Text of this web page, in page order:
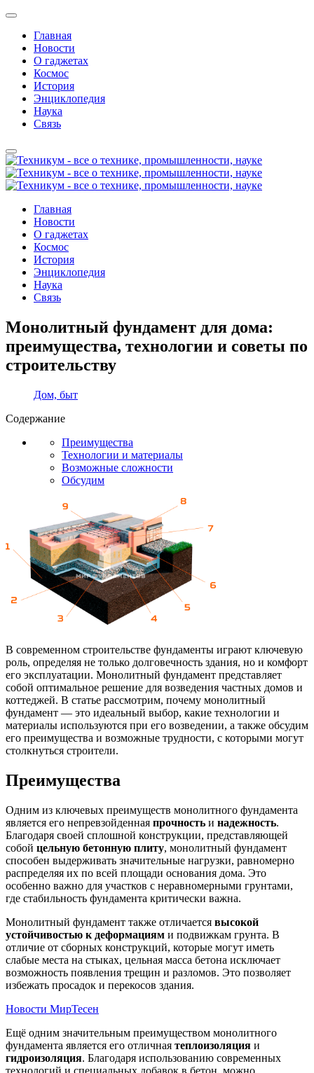
Главная
Новости
О гаджетах
Космос
История
Энциклопедия
Наука
Связь
Главная
Новости
О гаджетах
Космос
История
Энциклопедия
Наука
Связь
Монолитный фундамент для дома:
преимущества, технологии и советы по
строительству
Дом, быт
Содержание
Преимущества
Технологии и материалы
Возможные сложности
Обсудим
В современном строительстве фундаменты играют ключевую
роль, определяя не только долговечность здания, но и комфорт
его эксплуатации. Монолитный фундамент представляет
собой оптимальное решение для возведения частных домов и
коттеджей. В статье рассмотрим, почему монолитный
фундамент — это идеальный выбор, какие технологии и
материалы используются при его возведении, а также обсудим
его преимущества и возможные трудности, с которыми могут
столкнуться строители.
Преимущества
Одним из ключевых преимуществ монолитного фундамента
является его непревзойденная прочность и надежность.
Благодаря своей сплошной конструкции, представляющей
собой цельную бетонную плиту, монолитный фундамент
способен выдерживать значительные нагрузки, равномерно
распределяя их по всей площади основания дома. Это
особенно важно для участков с неравномерными грунтами,
где стабильность фундамента критически важна.
Монолитный фундамент также отличается высокой
устойчивостью к деформациям и подвижкам грунта. В
отличие от сборных конструкций, которые могут иметь
слабые места на стыках, цельная масса бетона исключает
возможность появления трещин и разломов. Это позволяет
избежать просадок и перекосов здания.
Новости МирТесен
Ещё одним значительным преимуществом монолитного
фундамента является его отличная теплоизоляция и
гидроизоляция. Благодаря использованию современных
технологий и специальных добавок в бетон, можно